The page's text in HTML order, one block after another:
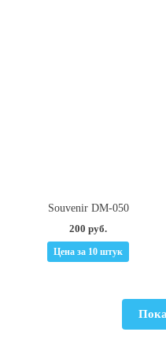
Souvenir DM-050
200 руб.
Цена за 10 штук